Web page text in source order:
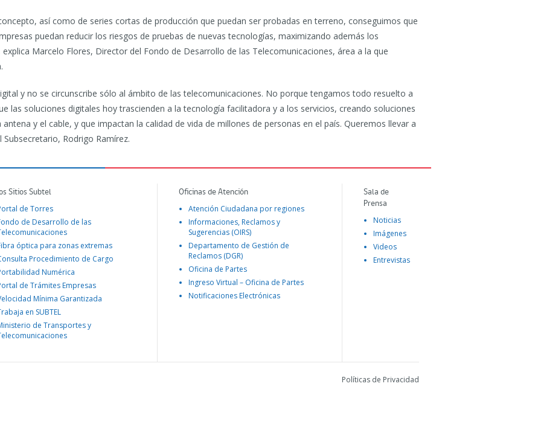
así como de series cortas de producción que puedan ser probadas en terreno, conseguimos que
puedan reducir los riesgos de pruebas de nuevas tecnologías, maximizando además los
Marcelo Flores, Director del Fondo de Desarrollo de las Telecomunicaciones, área a la que
y no se circunscribe sólo al ámbito de las telecomunicaciones. No porque tengamos todo resuelto a
las soluciones digitales hoy trascienden a la tecnología facilitadora y a los servicios, creando soluciones
y el cable, y que impactan la calidad de vida de millones de personas en el país. Queremos llevar a
Rodrigo Ramírez.
Sitios Subtel
de Torres
de Desarrollo de las
óptica para zonas extremas
Procedimiento de Cargo
Numérica
de Trámites Empresas
Mínima Garantizada
en SUBTEL
de Transportes y
Oficinas de Atención
Atención Ciudadana por regiones
Informaciones, Reclamos y
Sugerencias (OIRS)
Departamento de Gestión de
Reclamos (DGR)
Oficina de Partes
Ingreso Virtual – Oficina de Partes
Notificaciones Electrónicas
Sala de
Prensa
Noticias
Imágenes
Videos
Entrevistas
Políticas de Privacidad